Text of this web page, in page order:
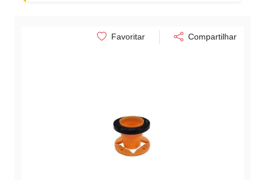
Favoritar Compartilhar